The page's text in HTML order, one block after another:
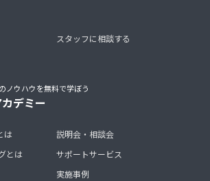
スタッフに相談する
ノウハウを無料で学ぼう
デミー
は
とは
説明会・相談会
サポートサービス
実施事例